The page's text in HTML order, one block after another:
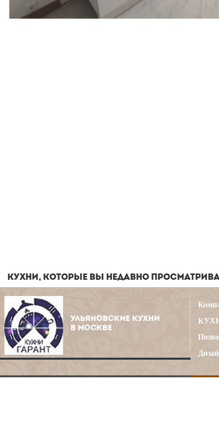
КУХНИ, КОТОРЫЕ ВЫ НЕДАВНО
УЛЬЯНОВСКИЕ КУХНИ
В МОСКВЕ